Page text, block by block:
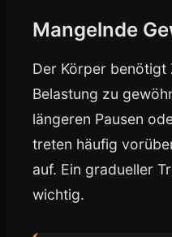
Mangelnde
Der Körper benötigt
Belastung zu
längeren Pausen
treten häufig
auf. Ein gradueller
wichtig.